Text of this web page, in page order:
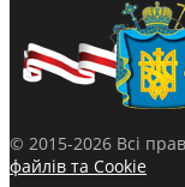
© 2015-2026 Всі
файлів та Cookie